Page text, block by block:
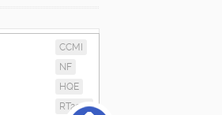
CCMI
NF
HQE
RT2012